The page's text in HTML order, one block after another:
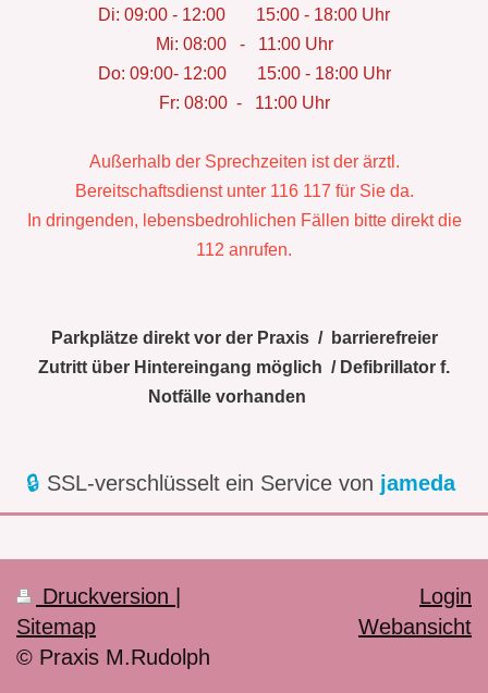
Di: 09:00 - 12:00 15:00 - 18:00 Uhr
Mi: 08:00 - 11:00 Uhr
Do: 09:00- 12:00 15:00 - 18:00 Uhr
Fr: 08:00 -
11:00 Uhr
Außerhalb der Sprechzeiten ist der ärztl.
Bereitschaftsdienst unter 116 117 für Sie da.
In dringenden, lebensbedrohlichen Fällen bitte direkt die
112 anrufen.
Parkplätze direkt vor der Praxis / barrierefreier
Zutritt über Hintereingang möglich / Defibrillator f.
Notfälle vorhanden
🔒 SSL-verschlüsselt ein Service von jameda
Druckversion
Sitemap
© Praxis M.Rudolph
Login
Webansicht